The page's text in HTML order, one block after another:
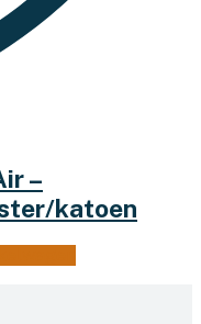
–
katoen